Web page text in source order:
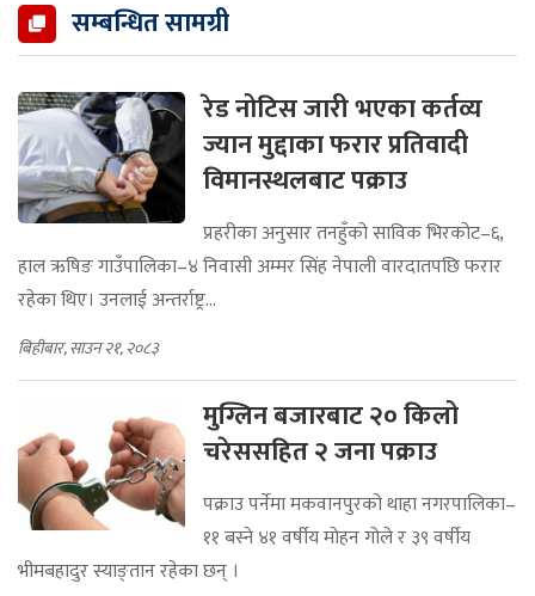
सम्बन्धित सामग्री
रेड नोटिस जारी भएका कर्तव्य
ज्यान मुद्दाका फरार प्रतिवादी
विमानस्थलबाट पक्राउ
प्रहरीका अनुसार तनहुँको साविक भिरकोट–६,
हाल ऋषिङ गाउँपालिका–४ निवासी अम्मर सिंह नेपाली वारदातपछि फरार
रहेका थिए। उनलाई अन्तर्राष्ट्र...
बिहीबार, साउन २१, २०८३
मुग्लिन बजारबाट २० किलो
चरेससहित २ जना पक्राउ
पक्राउ पर्नेमा मकवानपुरको थाहा नगरपालिका–
११ बस्ने ४१ वर्षीय मोहन गोले र ३९ वर्षीय
भीमबहादुर स्याङ्तान रहेका छन् ।